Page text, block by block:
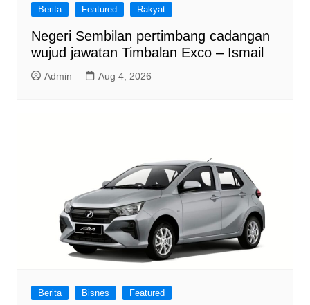
Berita Featured Rakyat
Negeri Sembilan pertimbang cadangan
wujud jawatan Timbalan Exco – Ismail
Admin Aug 4, 2026
Berita Bisnes Featured